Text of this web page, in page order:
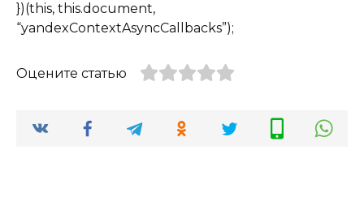
})(this, this.document,
“yandexContextAsyncCallbacks”);
Оцените статью